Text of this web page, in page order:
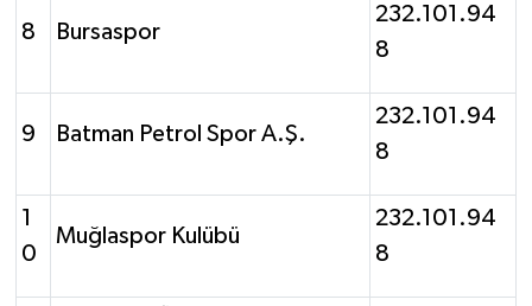
8 Bursaspor
232.101.94
8
9 Batman Petrol Spor A.Ş.
232.101.94
8
1
0
Muğlaspor Kulübü
232.101.94
8